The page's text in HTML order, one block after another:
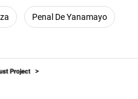
Penal De Yanamayo